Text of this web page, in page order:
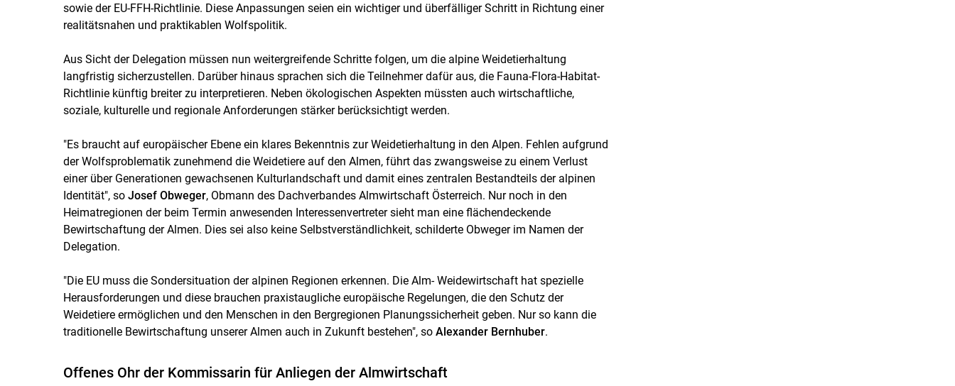
sowie der EU-FFH-Richtlinie. Diese Anpassungen seien ein wichtiger und überfälliger Schritt in Richtung einer
realitätsnahen und praktikablen Wolfspolitik.
Aus Sicht der Delegation müssen nun weitergreifende Schritte folgen, um die alpine Weidetierhaltung
langfristig sicherzustellen. Darüber hinaus sprachen sich die Teilnehmer dafür aus, die Fauna-Flora-Habitat-
Richtlinie künftig breiter zu interpretieren. Neben ökologischen Aspekten müssten auch wirtschaftliche,
soziale, kulturelle und regionale Anforderungen stärker berücksichtigt werden.
"Es braucht auf europäischer Ebene ein klares Bekenntnis zur Weidetierhaltung in den Alpen. Fehlen aufgrund
der Wolfsproblematik zunehmend die Weidetiere auf den Almen, führt das zwangsweise zu einem Verlust
einer über Generationen gewachsenen Kulturlandschaft und damit eines zentralen Bestandteils der alpinen
Identität", so Josef Obweger, Obmann des Dachverbandes Almwirtschaft Österreich. Nur noch in den
Heimatregionen der beim Termin anwesenden Interessenvertreter sieht man eine flächendeckende
Bewirtschaftung der Almen. Dies sei also keine Selbstverständlichkeit, schilderte Obweger im Namen der
Delegation.
"Die EU muss die Sondersituation der alpinen Regionen erkennen. Die Alm- Weidewirtschaft hat spezielle
Herausforderungen und diese brauchen praxistaugliche europäische Regelungen, die den Schutz der
Weidetiere ermöglichen und den Menschen in den Bergregionen Planungssicherheit geben. Nur so kann die
traditionelle Bewirtschaftung unserer Almen auch in Zukunft bestehen", so Alexander Bernhuber.
Offenes Ohr der Kommissarin für Anliegen der Almwirtschaft